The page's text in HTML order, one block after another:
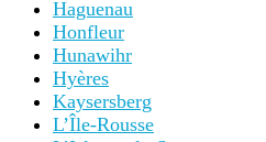
Haguenau
Honfleur
Hunawihr
Hyères
Kaysersberg
L’Île-Rousse